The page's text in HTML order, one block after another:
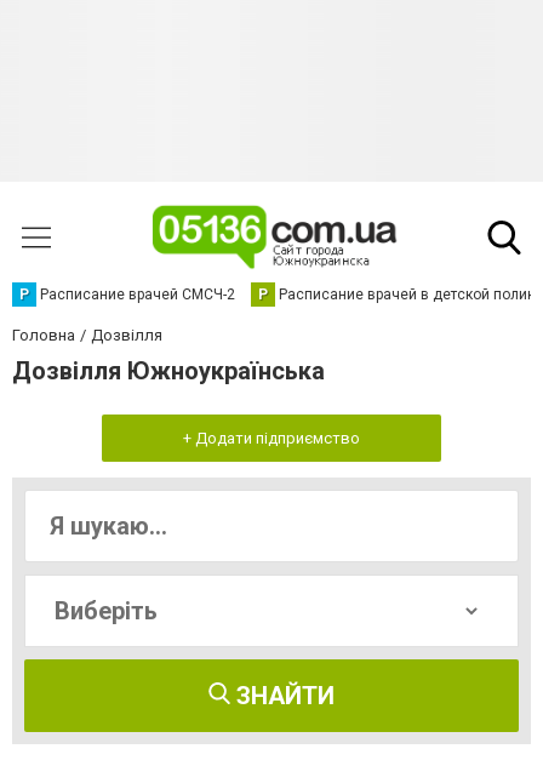
Р Расписание врачей СМСЧ-2 Р Расписание врачей в детской
Головна Дозвілля
Дозвілля Южноукраїнська
+ Додати підприємство
ЗНАЙТИ